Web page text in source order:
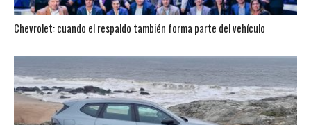
Chevrolet: cuando el respaldo también forma parte del vehículo